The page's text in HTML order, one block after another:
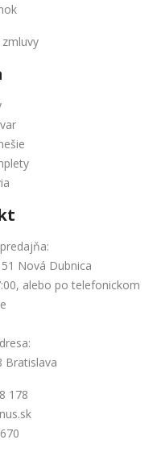
Nová Dubnica
alebo po telefonickom
Bratislava
178